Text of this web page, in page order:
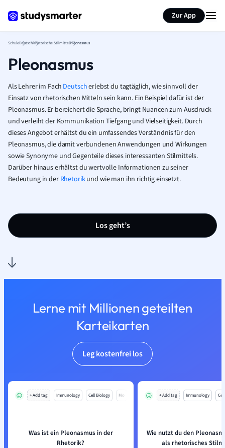
Zur App
SchuleDeutschRhetorische StilmittelPleonasmus
Pleonasmus
Als Lehrer im Fach Deutscherlebst du tagtäglich, wie sinnvoll der
Einsatz von rhetorischen Mitteln sein kann. Ein Beispiel dafür ist der
Pleonasmus. Er bereichert die Sprache, bringt Nuancen zum Ausdruck
und verleiht der Kommunikation Tiefgang und Vielseitigkeit. Durch
dieses Angebot erhältst du ein umfassendes Verständnis für den
Pleonasmus, die damit verbundenen Anwendungen und Wirkungen
sowie Synonyme und Gegenteile dieses interessanten Stilmittels.
Darüber hinaus erhältst du wertvolle Informationen zu seiner
Bedeutung in der Rhetorikund wie man ihn richtig einsetzt.
Los geht’s
Lerne mit Millionen geteilten
Karteikarten
Leg kostenfrei los
+ Add tag Immunology Cell Biology Mo
Was ist ein Pleonasmus in der
Rhetorik?
+ Add tag Immunology
Wie nutzt du den
als rhetorisches
Seite zusammenfassen